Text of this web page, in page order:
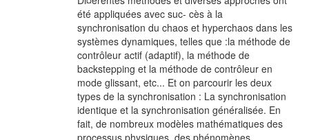
été appliquées avec suc- cès à la
synchronisation du chaos et hyperchaos dans les
systèmes dynamiques, telles que :la méthode de
contrôleur actif (adaptif), la méthode de
backstepping et la méthode de contrôleur en
mode glissant, etc... Et on parcourir les deux
types de la synchronisation : La synchronisation
identique et la synchronisation généralisée. En
fait, de nombreux modèles mathématiques des
processus physiques, des phénomènes